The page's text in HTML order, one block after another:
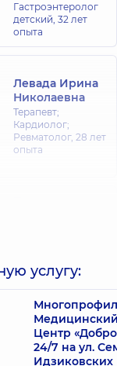
Гастроэнтеролог
детский, 32 лет
опыта
Левада Ирина
Николаевна
Терапевт;
Кардиолог;
Ревматолог, 28 лет
опыта
Гастроэнтеролог;
Кардиолог,40 лет
Царик
Владислав
услугу:
Центр
24/7 на ул.
Идзиковских